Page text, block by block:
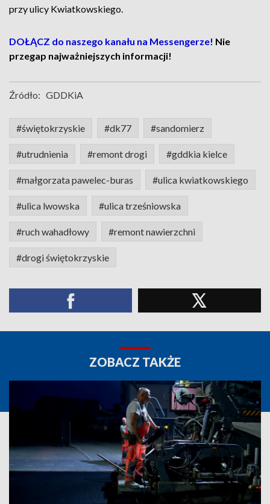
przy ulicy Kwiatkowskiego.
DOŁĄCZ do naszego kanału na Messengerze! Nie
przegap najważniejszych informacji!
Źródło: GDDKiA
#świętokrzyskie #dk77 #sandomierz
#utrudnienia #remont drogi #gddkia kielce
#małgorzata pawelec-buras #ulica kwiatkowskiego
#ulica lwowska #ulica trześniowska
#ruch wahadłowy #remont nawierzchni
#drogi świętokrzyskie
ZOBACZ TAKŻE